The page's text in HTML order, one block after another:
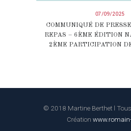
07/09/2025
COMMUNIQUÉ DE
REPAS – 6ÈME ÉDITION
2ÈME PARTICIPATION
© 2018 Martine Berthet l Tous
Création